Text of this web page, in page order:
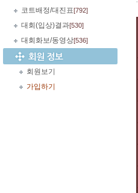
코트배정/대진표[792]
대회(입상)결과[530]
대회화보/동영상[536]
회원보기
가입하기